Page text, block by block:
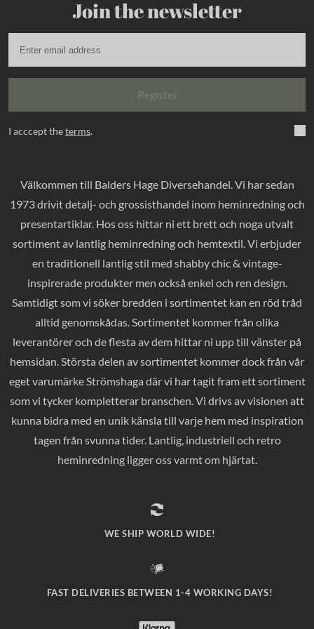
Join the newsletter
Register
I acccept theterms.
Välkommen till Balders Hage Diversehandel. Vi har sedan
1973 drivit detalj- och grossisthandel inom heminredning och
presentartiklar. Hos oss hittar ni ett brett och noga utvalt
sortiment av lantlig heminredning och hemtextil. Vi erbjuder
en traditionell lantlig stil med shabby chic & vintage-
inspirerade produkter men också enkel och ren design.
Samtidigt som vi söker bredden i sortimentet kan en röd tråd
alltid genomskådas. Sortimentet kommer från olika
leverantörer och de flesta av dem hittar ni upp till vänster på
hemsidan. Största delen av sortimentet kommer dock från vår
eget varumärke Strömshaga där vi har tagit fram ett sortiment
som vi tycker kompletterar branschen. Vi drivs av visionen att
kunna bidra med en unik känsla till varje hem med inspiration
tagen från svunna tider. Lantlig, industriell och retro
heminredning ligger oss varmt om hjärtat.
WE SHIP WORLD WIDE!
FAST DELIVERIES BETWEEN 1-4 WORKING DAYS!